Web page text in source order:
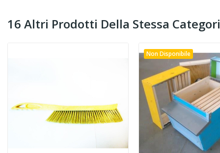
16 Altri Prodotti Della Stessa
Non Disponibile